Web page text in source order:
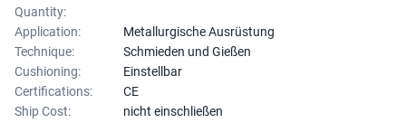
Quantity:
Application:
Metallurgische Ausrüstung
Technique:
Schmieden und Gießen
Cushioning:
Einstellbar
Certifications:
CE
Ship Cost:
nicht einschließen